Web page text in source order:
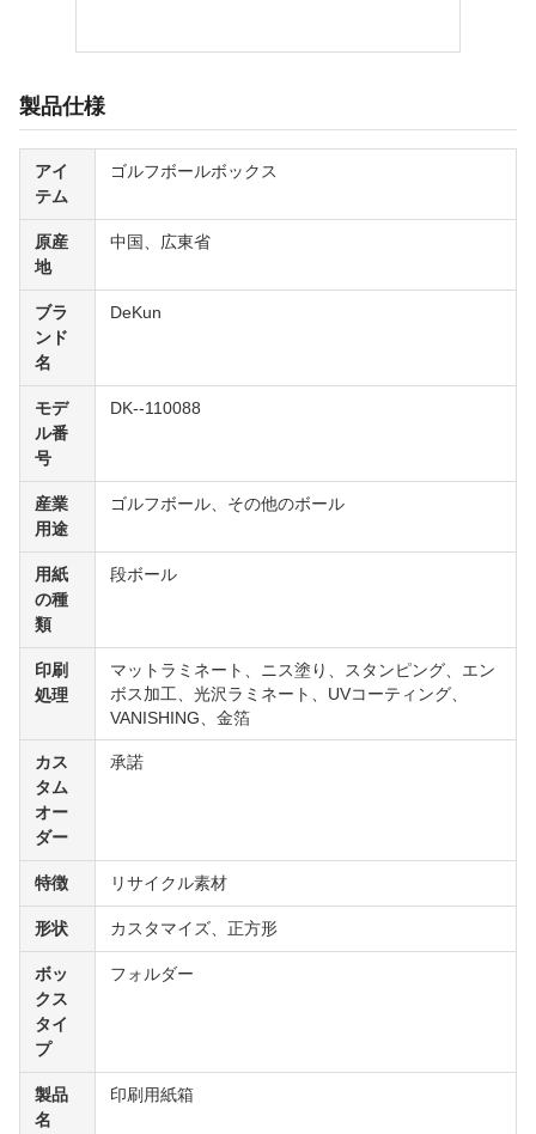
製品仕様
アイ
テム
ゴルフボールボックス
原産
地
中国、広東省
ブラ
ンド
名
DeKun
モデ
ル番
号
DK--110088
産業
用途
ゴルフボール、その他のボール
用紙
の種
類
段ボール
印刷
処理
マットラミネート、ニス塗り、スタンピング、エン
ボス加工、光沢ラミネート、UVコーティング、
VANISHING、金箔
カス
タム
オー
ダー
承諾
特徴 リサイクル素材
形状 カスタマイズ、正方形
ボッ
クス
タイ
プ
フォルダー
製品
名
印刷用紙箱